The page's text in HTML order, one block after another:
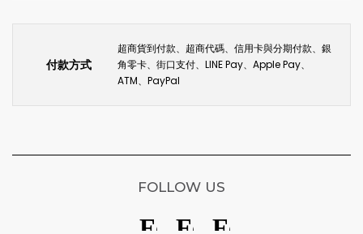
付款方式
超商貨到付款、超商代碼、信用卡與分期付款、銀
角零卡、街口支付、LINE Pay、Apple Pay、
ATM、PayPal
FOLLOW US